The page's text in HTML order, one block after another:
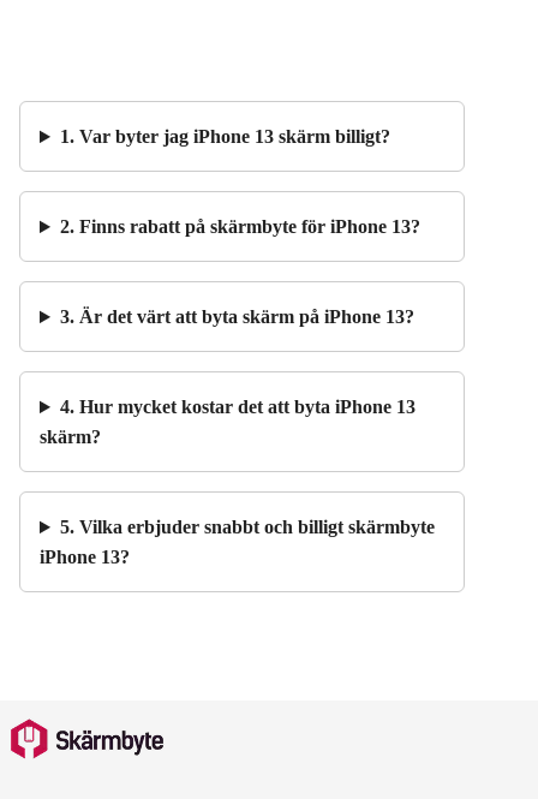
1. Var byter jag iPhone 13 skärm billigt?
2. Finns rabatt på skärmbyte för iPhone 13?
3. Är det värt att byta skärm på iPhone 13?
4. Hur mycket kostar det att byta iPhone 13
skärm?
5. Vilka erbjuder snabbt och billigt skärmbyte
iPhone 13?